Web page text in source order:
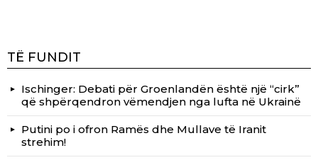
TË FUNDIT
Ischinger: Debati për Groenlandën është një “cirk”
që shpërqendron vëmendjen nga lufta në Ukrainë
Putini po i ofron Ramës dhe Mullave të Iranit
strehim!